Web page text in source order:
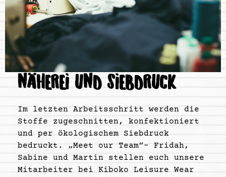
NÄHEREI UND SIEBDRUCK
Im letzten Arbeitsschritt werden die
Stoffe zugeschnitten, konfektioniert
und per ökologischem Siebdruck
bedruckt. „Meet our Team“- Fridah,
Sabine und Martin stellen euch unsere
Mitarbeiter bei Kiboko Leisure Wear